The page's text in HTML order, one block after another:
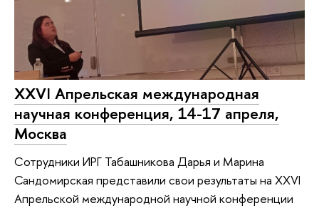
XXVI Апрельская международная
научная конференция, 14-17 апреля,
Москва
Сотрудники ИРГ Табашникова Дарья и Марина
Сандомирская представили свои результаты на XXVI
Апрельской международной научной конференции